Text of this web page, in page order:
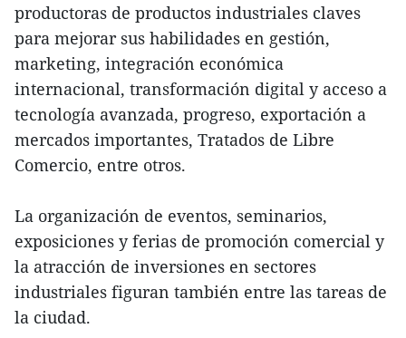
productoras de productos industriales claves
para mejorar sus habilidades en gestión,
marketing, integración económica
internacional, transformación digital y acceso a
tecnología avanzada, progreso, exportación a
mercados importantes, Tratados de Libre
Comercio, entre otros.
La organización de eventos, seminarios,
exposiciones y ferias de promoción comercial y
la atracción de inversiones en sectores
industriales figuran también entre las tareas de
la ciudad.